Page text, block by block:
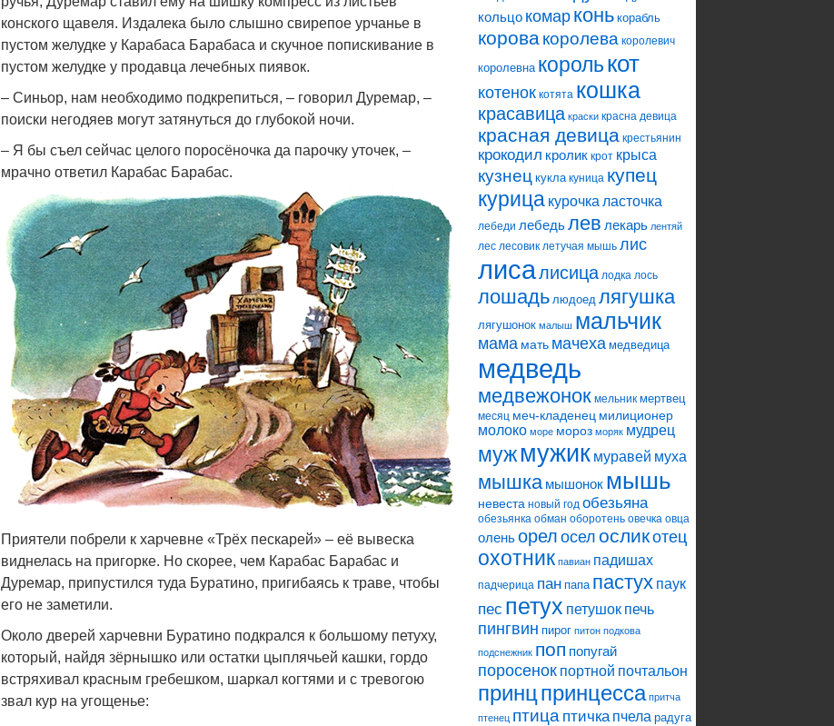
конского щавеля. Издалека было слышно свирепое урчанье в
пустом желудке у Карабаса Барабаса и скучное попискивание в
пустом желудке у продавца лечебных пиявок.
– Синьор, нам необходимо подкрепиться, – говорил Дуремар, –
поиски негодяев могут затянуться до глубокой ночи.
– Я бы съел сейчас целого поросёночка да парочку уточек, –
мрачно ответил Карабас Барабас.
Приятели побрели к харчевне «Трёх пескарей» – её вывеска
виднелась на пригорке. Но скорее, чем Карабас Барабас и
Дуремар, припустился туда Буратино, пригибаясь к траве, чтобы
его не заметили.
Около дверей харчевни Буратино подкрался к большому петуху,
который, найдя зёрнышко или остатки цыплячьей кашки, гордо
встряхивал красным гребешком, шаркал когтями и с тревогою
звал кур на угощенье:
кольцо комар конь корабль
коровакоролева королевич
королевна королькот
котенок котята кошка
красавица краски красна девица
красная девица крестьянин
крокодил кролик крот крыса
кузнец кукла куница купец
курица курочка ласточка
лебеди лебедьлев лекарь лентяй
лес лесовик летучая мышь лис
лисалисица лодка лось
лошадь людоед лягушка
лягушонок малыш мальчик
мама мать мачеха медведица
медведь
медвежонок мельник мертвец
месяц меч-кладенец милиционер
молоко море мороз моряк мудрец
мужмужик муравей муха
мышка мышонок мышь
невеста новый год обезьяна
обезьянка обман оборотень овечка овца
оленьорелоселосликотец
охотник павиан падишах
падчерица пан папа пастух паук
пес петух петушок печь
пингвин пирог питон подкова
подснежник поп попугай
поросенок портной почтальон
принцпринцесса притча
птенец птица птичка пчела радуга